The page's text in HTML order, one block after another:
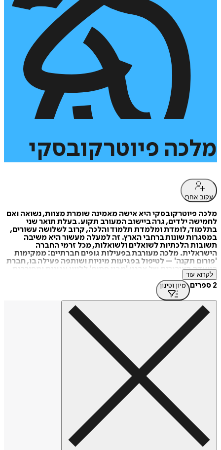
מלכה פיוטרקובסקי
עקוב אחרי
מלכה פיוטרקובסקי היא אישה מאמינה שומרת מצוות, נשואה ואם
לחמישה ילדים, גרה ביישוב המעורב תקוע. בעלת תואר שני
בתלמוד, לומדת ומלמדת תלמוד והלכה, קרוב לשלושה עשורים,
במסגרות שונות ברחבי הארץ. זה למעלה מעשור היא משיבה
תשובות הלכתיות לשואלים ולשואלות, מכל זרמי החברה
הישראלית. מלכה מעורבת בפעילות גופים חברתיים: ממקימות
'פורום תקנה' – לטיפול בפגיעות מיניות ושותפה פעילה בו, חברת
הוועדה הציבורית של ארגון 'מבוי סתום' לליווי עגונות ומסורבות
גט, 'מעגלי צדק' - לתיקון חברתי ועוד. כמו כן, היא חברה בוועדת
סל התרופות של משרד הבריאות.
לקרוא עוד
2 ספרים מיון וסינון